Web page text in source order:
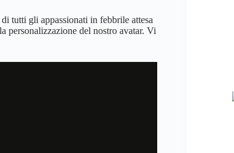
tutti gli appassionati in febbrile attesa
personalizzazione del nostro avatar. Vi